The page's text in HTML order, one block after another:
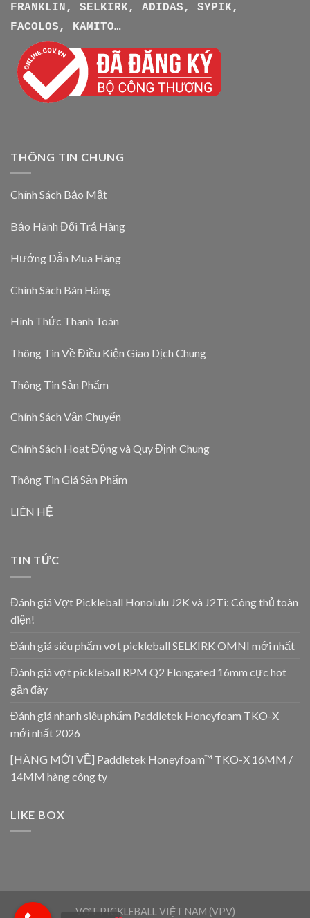
FRANKLIN, SELKIRK, ADIDAS, SYPIK,
FACOLOS, KAMITO…
THÔNG TIN CHUNG
Chính Sách Bảo Mật
Bảo Hành Đổi Trả Hàng
Hướng Dẫn Mua Hàng
Chính Sách Bán Hàng
Hình Thức Thanh Toán
Thông Tin Về Điều Kiện Giao Dịch Chung
Thông Tin Sản Phẩm
Chính Sách Vận Chuyển
Chính Sách Hoạt Động và Quy Định Chung
Thông Tin Giá Sản Phẩm
LIÊN HỆ
TIN TỨC
Đánh giá Vợt Pickleball Honolulu J2K và J2Ti: Công thủ toàn
diện!
Đánh giá siêu phẩm vợt pickleball SELKIRK OMNI mới nhất
Đánh giá vợt pickleball RPM Q2 Elongated 16mm cực hot
gần đây
Đánh giá nhanh siêu phẩm Paddletek Honeyfoam TKO-X
mới nhất 2026
[HÀNG MỚI VỀ] Paddletek Honeyfoam™ TKO-X 16MM /
14MM hàng công ty
LIKE BOX
VỢT PICKLEBALL VIỆT NAM (VPV)